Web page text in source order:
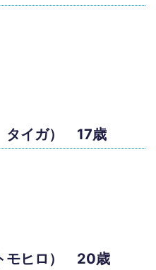
イガ） 17歳
ヒロ） 20歳